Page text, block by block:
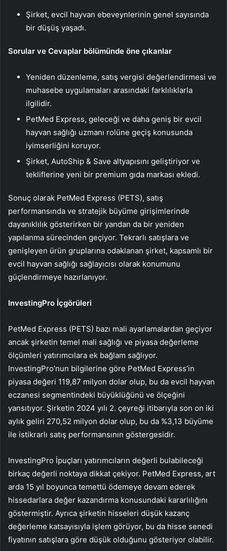
Şirket, evcil hayvan ebeveynlerinin genel sayısında
bir düşüş yaşadı.
Sorular ve Cevaplar bölümünde öne çıkanlar
Yeniden düzenleme, satış vergisi değerlendirmesi ve
muhasebe uygulamaları arasındaki farklılıklarla
ilgilidir.
PetMed Express, geleceği ve daha geniş bir evcil
hayvan sağlığı uzmanı rolüne geçiş konusunda
iyimserliğini koruyor.
Şirket, AutoShip & Save altyapısını geliştiriyor ve
tekliflerine yeni bir premium gıda markası ekledi.
Sonuç olarak PetMed Express (PETS), satış
performansında ve stratejik büyüme girişimlerinde
dayanıklılık gösterirken bir yandan da bir yeniden
yapılanma sürecinden geçiyor. Tekrarlı satışlara ve
genişleyen ürün gruplarına odaklanan şirket, kapsamlı bir
evcil hayvan sağlığı sağlayıcısı olarak konumunu
güçlendirmeye hazırlanıyor.
InvestingPro İçgörüleri
PetMed Express (PETS) bazı mali ayarlamalardan geçiyor
ancak şirketin temel mali sağlığı ve piyasa değerleme
ölçümleri yatırımcılara ek bağlam sağlıyor.
InvestingPro’nun bilgilerine göre PetMed Express’in
piyasa değeri 119,87 milyon dolar olup, bu da evcil hayvan
eczanesi segmentindeki büyüklüğünü ve ölçeğini
yansıtıyor. Şirketin 2024 yılı 2. çeyreği itibarıyla son on iki
aylık geliri 270,52 milyon dolar olup, bu da %3,13 büyüme
ile istikrarlı satış performansının göstergesidir.
InvestingPro İpuçları yatırımcıların değerli bulabileceği
birkaç değerli noktaya dikkat çekiyor. PetMed Express, art
arda 15 yıl boyunca temettü ödemeye devam ederek
hissedarlara değer kazandırma konusundaki kararlılığını
göstermiştir. Ayrıca şirketin hisseleri düşük kazanç
değerleme katsayısıyla işlem görüyor, bu da hisse senedi
fiyatının satışlara göre düşük olduğunu gösteriyor olabilir.